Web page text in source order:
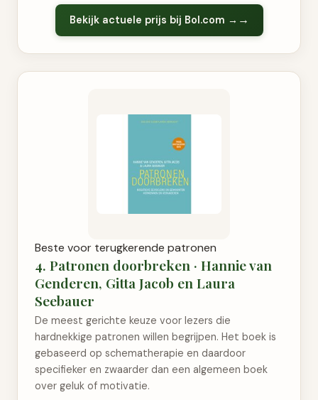
Bekijk actuele prijs bij Bol.com →
Beste voor terugkerende patronen
4. Patronen doorbreken · Hannie van
Genderen, Gitta Jacob en Laura
Seebauer
De meest gerichte keuze voor lezers die
hardnekkige patronen willen begrijpen. Het boek is
gebaseerd op schematherapie en daardoor
specifieker en zwaarder dan een algemeen boek
over geluk of motivatie.